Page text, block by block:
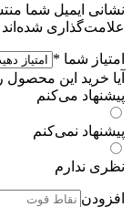
نشانی ایمیل شما
علامت‌گذاری شده‌اند
امتیاز شما *
آیا خرید این محصول
پیشنهاد می‌کنم
پیشنهاد نمی‌کنم
نظری ندارم
افزودن